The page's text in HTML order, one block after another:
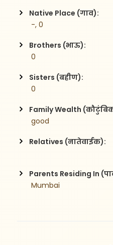
Native Place (गाव):
-, 0
Brothers (भाऊ):
0
Sisters (बहीण):
0
Family Wealth
good
Relatives (नातेवाईक):
Parents Residing In
Mumbai